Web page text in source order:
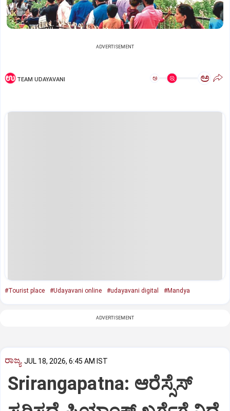
ADVERTISEMENT
TEAM UDAYAVANI ಅ ಅ
#Tourist place #Udayavani online #udayavani digital #Mandya
ADVERTISEMENT
ರಾಜ್ಯ JUL 18, 2026, 6:45 AM IST
Srirangapatna: ಆರೆಸ್ಸೆಸ್‌